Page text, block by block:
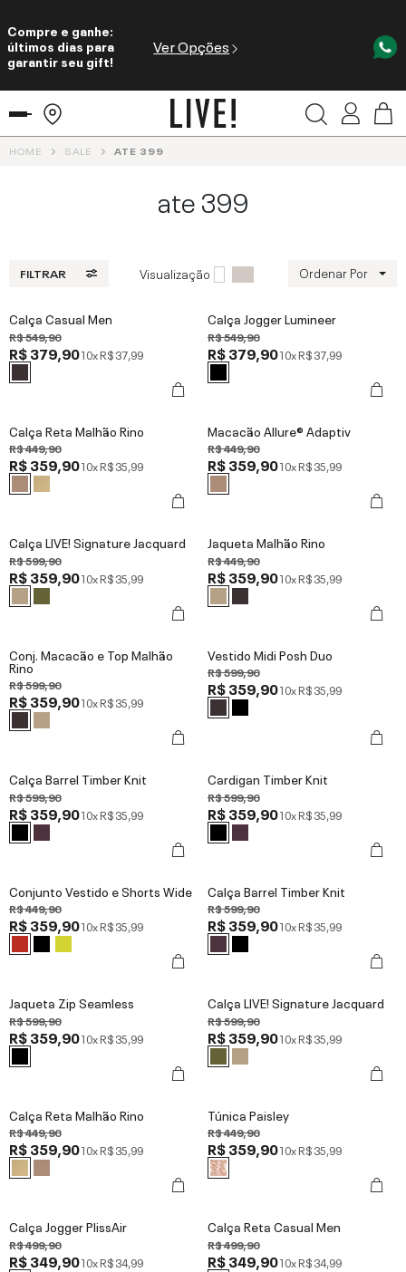
Compre e ganhe:
últimos dias para
garantir seu gift!
Ver Opções
HOME SALE ATE 399
ate 399
FILTRAR Visualização Ordenar Por
Calça Casual Men
R$ 549,90
R$ 379,9010xR$ 37,99
Calça Jogger Lumineer
R$ 549,90
R$ 379,9010xR$ 37,99
Calça Reta Malhão Rino
R$ 449,90
R$ 359,9010xR$ 35,99
Macacão Allure® Adaptiv
R$ 449,90
R$ 359,9010xR$ 35,99
Calça LIVE! Signature Jacquard
R$ 599,90
R$ 359,9010xR$ 35,99
Jaqueta Malhão Rino
R$ 449,90
R$ 359,9010xR$ 35,99
Conj. Macacão e Top Malhão
Rino
R$ 599,90
R$ 359,9010xR$ 35,99
Vestido Midi Posh Duo
R$ 599,90
R$ 359,9010xR$ 35,99
Calça Barrel Timber Knit
R$ 599,90
R$ 359,9010xR$ 35,99
Cardigan Timber Knit
R$ 599,90
R$ 359,9010xR$ 35,99
Conjunto Vestido e Shorts Wide
R$ 449,90
R$ 359,9010xR$ 35,99
Calça Barrel Timber Knit
R$ 599,90
R$ 359,9010xR$ 35,99
Jaqueta Zip Seamless
R$ 599,90
R$ 359,9010xR$ 35,99
Calça LIVE! Signature Jacquard
R$ 599,90
R$ 359,9010xR$ 35,99
Calça Reta Malhão Rino
R$ 449,90
R$ 359,9010xR$ 35,99
Túnica Paisley
R$ 449,90
R$ 359,9010xR$ 35,99
Calça Jogger PlissAir
R$ 499,90
R$ 349,9010xR$ 34,99
Calça Reta Casual Men
R$ 499,90
R$ 349,9010xR$ 34,99